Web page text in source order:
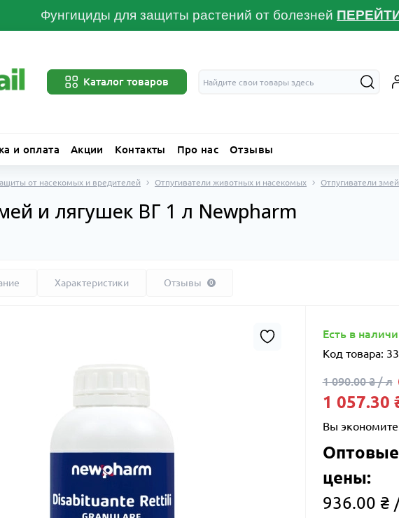
Фунгициды для защиты растений от болезней
Каталог товаров
и оплата Акции Контакты Про нас Отзывы
от насекомых и вредителей Отпугиватели животных и насекомых Отпугиватели змей
и лягушек ВГ 1 л Newpharm
Характеристики Отзывы 0
Есть в
Код товара:
1 090.00 ₴ / л
1 057.30
Вы
Оптовые
цены:
936.00 ₴